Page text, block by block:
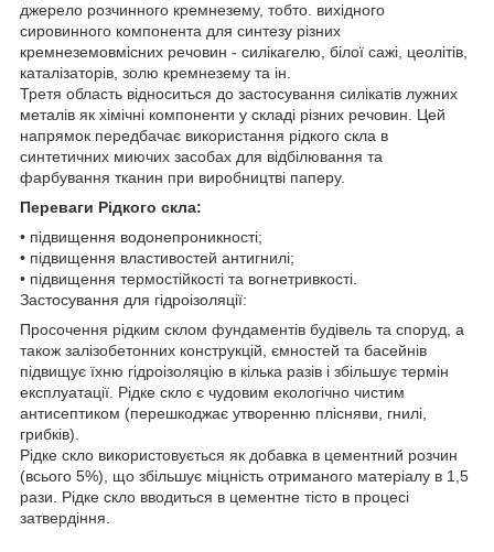
джерело розчинного кремнезему, тобто. вихідного
сировинного компонента для синтезу різних
кремнеземовмісних речовин - силікагелю, білої сажі, цеолітів,
каталізаторів, золю кремнезему та ін.
Третя область відноситься до застосування силікатів лужних
металів як хімічні компоненти у складі різних речовин. Цей
напрямок передбачає використання рідкого скла в
синтетичних миючих засобах для відбілювання та
фарбування тканин при виробництві паперу.
Переваги Рідкого скла:
• підвищення водонепроникності;
• підвищення властивостей антигнилі;
• підвищення термостійкості та вогнетривкості.
Застосування для гідроізоляції:
Просочення рідким склом фундаментів будівель та споруд, а
також залізобетонних конструкцій, ємностей та басейнів
підвищує їхню гідроізоляцію в кілька разів і збільшує термін
експлуатації. Рідке скло є чудовим екологічно чистим
антисептиком (перешкоджає утворенню плісняви, гнилі,
грибків).
Рідке скло використовується як добавка в цементний розчин
(всього 5%), що збільшує міцність отриманого матеріалу в 1,5
рази. Рідке скло вводиться в цементне тісто в процесі
затвердіння.